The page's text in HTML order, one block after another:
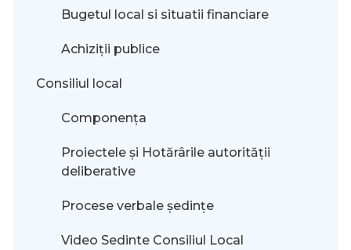
Bugetul local si situatii financiare
Achiziții publice
Consiliul local
Componența
Proiectele și Hotărârile autorității
deliberative
Procese verbale ședințe
Video Sedinte Consiliul Local